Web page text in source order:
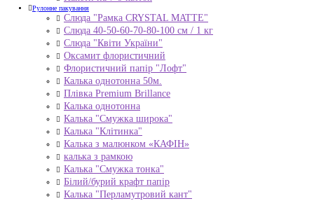
Рулонне пакування
Слюда "Рамка CRYSTAL MATTE"
Слюда 40-50-60-70-80-100 см / 1 кг
Слюда "Квіти України"
Оксамит флористичний
Флористичний папір "Лофт"
Калька однотонна 50м.
Плівка Premium Brillance
Калька однотонна
Калька "Смужка широка"
Калька "Клітинка"
Калька з малюнком «КАФІН»
калька з рамкою
Калька "Смужка тонка"
Білий/бурий крафт папір
Калька "Перламутровий кант"